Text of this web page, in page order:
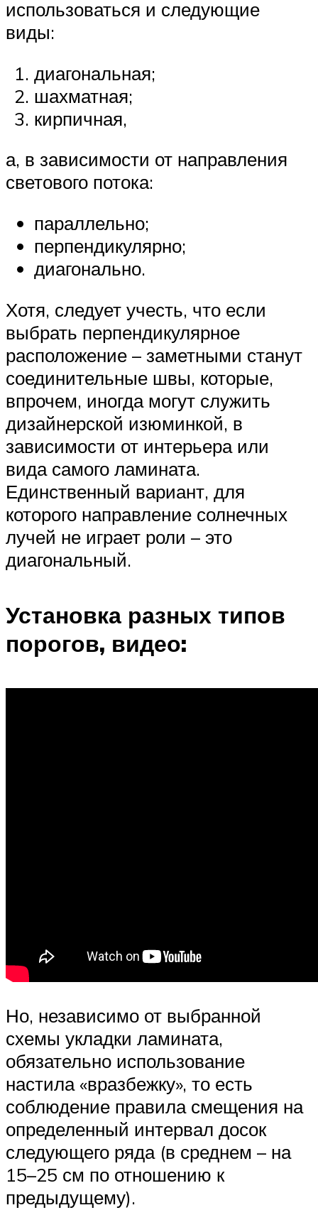
использоваться и следующие
виды:
диагональная;
шахматная;
кирпичная,
а, в зависимости от направления
светового потока:
параллельно;
перпендикулярно;
диагонально.
Хотя, следует учесть, что если
выбрать перпендикулярное
расположение – заметными станут
соединительные швы, которые,
впрочем, иногда могут служить
дизайнерской изюминкой, в
зависимости от интерьера или
вида самого ламината.
Единственный вариант, для
которого направление солнечных
лучей не играет роли – это
диагональный.
Установка разных типов
порогов, видео:
Но, независимо от выбранной
схемы укладки ламината,
обязательно использование
настила «вразбежку», то есть
соблюдение правила смещения на
определенный интервал досок
следующего ряда (в среднем – на
15–25 см по отношению к
предыдущему).